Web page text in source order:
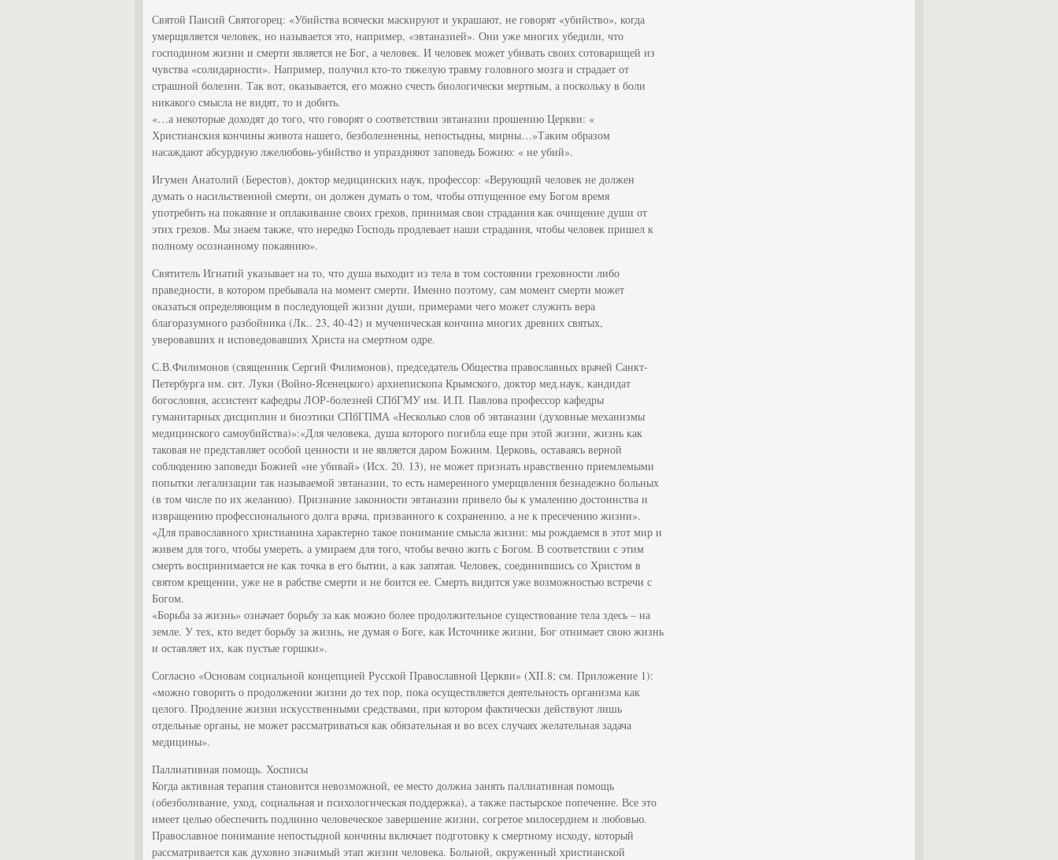
Святой Паисий Святогорец: «Убийства всячески маскируют и украшают, не говорят «убийство», когда
умерщвляется человек, но называется это, например, «эвтаназией». Они уже многих убедили, что
господином жизни и смерти является не Бог, а человек. И человек может убивать своих сотоварищей из
чувства «солидарности». Например, получил кто-то тяжелую травму головного мозга и страдает от
страшной болезни. Так вот, оказывается, его можно счесть биологически мертвым, а поскольку в боли
никакого смысла не видят, то и добить.
«…а некоторые доходят до того, что говорят о соответствии эвтаназии прошению Церкви: «
Христианския кончины живота нашего, безболезненны, непостыдны, мирны…»Таким образом
насаждают абсурдную лжелюбовь-убийство и упраздняют заповедь Божию: « не убий».
Игумен Анатолий (Берестов), доктор медицинских наук, профессор: «Верующий человек не должен
думать о насильственной смерти, он должен думать о том, чтобы отпущенное ему Богом время
употребить на покаяние и оплакивание своих грехов, принимая свои страдания как очищение души от
этих грехов. Мы знаем также, что нередко Господь продлевает наши страдания, чтобы человек пришел к
полному осознанному покаянию».
Святитель Игнатий указывает на то, что душа выходит из тела в том состоянии греховности либо
праведности, в котором пребывала на момент смерти. Именно поэтому, сам момент смерти может
оказаться определяющим в последующей жизни души, примерами чего может служить вера
благоразумного разбойника (Лк.. 23, 40-42) и мученическая кончина многих древних святых,
уверовавших и исповедовавших Христа на смертном одре.
С.В.Филимонов (священник Сергий Филимонов), председатель Общества православных врачей Санкт-
Петербурга им. свт. Луки (Войно-Ясенецкого) архиепископа Крымского, доктор мед.наук, кандидат
богословия, ассистент кафедры ЛОР-болезней СПбГМУ им. И.П. Павлова профессор кафедры
гуманитарных дисциплин и биоэтики СПбГПМА «Несколько слов об эвтаназии (духовные механизмы
медицинского самоубийства)»:«Для человека, душа которого погибла еще при этой жизни, жизнь как
таковая не представляет особой ценности и не является даром Божиим. Церковь, оставаясь верной
соблюдению заповеди Божией «не убивай» (Исх. 20. 13), не может признать нравственно приемлемыми
попытки легализации так называемой эвтаназии, то есть намеренного умерщвления безнадежно больных
(в том числе по их желанию). Признание законности эвтаназии привело бы к умалению достоинства и
извращению профессионального долга врача, призванного к сохранению, а не к пресечению жизни».
«Для православного христианина характерно такое понимание смысла жизни: мы рождаемся в этот мир и
живем для того, чтобы умереть, а умираем для того, чтобы вечно жить с Богом. В соответствии с этим
смерть воспринимается не как точка в его бытии, а как запятая. Человек, соединившись со Христом в
святом крещении, уже не в рабстве смерти и не боится ее. Смерть видится уже возможностью встречи с
Богом.
«Борьба за жизнь» означает борьбу за как можно более продолжительное существование тела здесь – на
земле. У тех, кто ведет борьбу за жизнь, не думая о Боге, как Источнике жизни, Бог отнимает свою жизнь
и оставляет их, как пустые горшки».
Согласно «Основам социальной концепцией Русской Православной Церкви» (XII.8; см. Приложение 1):
«можно говорить о продолжении жизни до тех пор, пока осуществляется деятельность организма как
целого. Продление жизни искусственными средствами, при котором фактически действуют лишь
отдельные органы, не может рассматриваться как обязательная и во всех случаях желательная задача
медицины».
Паллиативная помощь. Хосписы
Когда активная терапия становится невозможной, ее место должна занять паллиативная помощь
(обезболивание, уход, социальная и психологическая поддержка), а также пастырское попечение. Все это
имеет целью обеспечить подлинно человеческое завершение жизни, согретое милосердием и любовью.
Православное понимание непостыдной кончины включает подготовку к смертному исходу, который
рассматривается как духовно значимый этап жизни человека. Больной, окруженный христианской